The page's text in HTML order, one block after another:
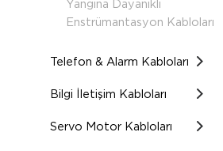
Yangına Dayanıklı
Enstrümantasyon Kabloları
Telefon & Alarm Kabloları
Bilgi İletişim Kabloları
Servo Motor Kabloları